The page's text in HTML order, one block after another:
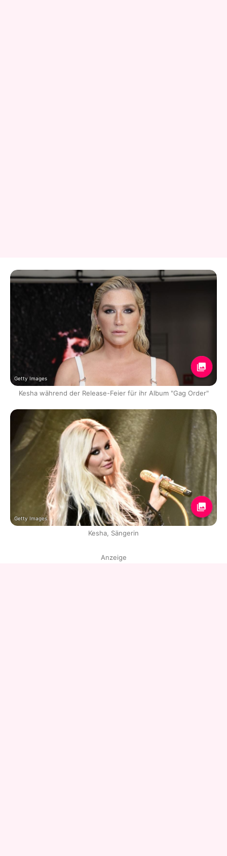
Getty Images
Kesha während der Release-Feier für ihr Album "Gag Order"
Getty Images
Kesha, Sängerin
Anzeige